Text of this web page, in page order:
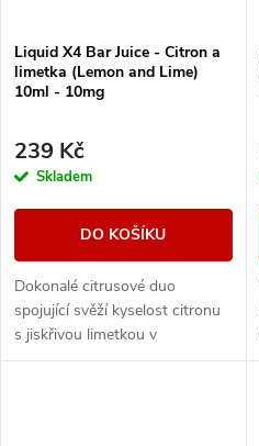
Liquid X4 Bar Juice - Citron a
limetka (Lemon and Lime)
10ml - 10mg
239 Kč
Skladem
DO KOŠÍKU
Dokonalé citrusové duo
spojující svěží kyselost citronu
s jiskřivou limetkou v
kombinaci, která přináší